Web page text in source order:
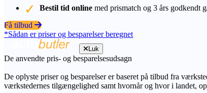
Bestil tid online med prismatch og 3 års godkendt
Få tilbud
*Sådan er priser og besparelser beregnet
Luk
De anvendte pris- og besparelsesudsagn
De oplyste priser og besparelser er baseret på tilbud fra
værkstedernes tilgængelighed samt hvornår og hvor i landet,